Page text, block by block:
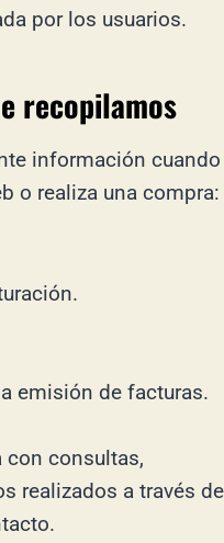
por los usuarios.
recopilamos
información cuando
o realiza una compra:
emisión de facturas.
consultas,
realizados a través de